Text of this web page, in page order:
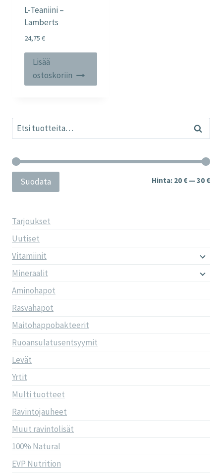
L-Teaniini –
Lamberts
24,75 €
Lisää
ostoskoriin
Etsi: Haku
Suodata Hinta: 20 € — 30 €
Tarjoukset
Uutiset
Vitamiinit
Mineraalit
Aminohapot
Rasvahapot
Maitohappobakteerit
Ruoansulatusentsyymit
Levät
Yrtit
Multi tuotteet
Ravintojauheet
Muut ravintolisät
100% Natural
EVP Nutrition